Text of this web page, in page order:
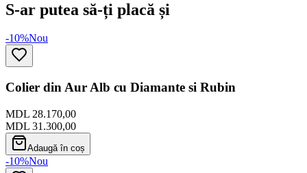
S-ar putea să-ți placă și
-10%Nou
Colier din Aur Alb cu Diamante si Rubin
MDL 28.170,00
MDL 31.300,00
Adaugă în coș
-10%Nou